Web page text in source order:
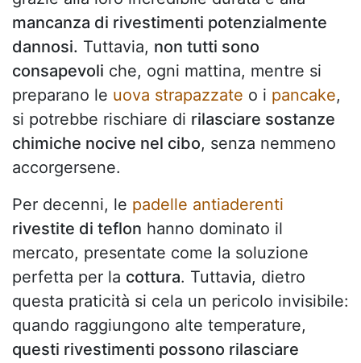
mancanza di rivestimenti potenzialmente
dannosi. Tuttavia, non tutti sono
consapevoli che, ogni mattina, mentre si
preparano le uova strapazzate o i pancake,
si potrebbe rischiare di rilasciare sostanze
chimiche nocive nel cibo, senza nemmeno
accorgersene.
Per decenni, le padelle antiaderenti
rivestite di teflon hanno dominato il
mercato, presentate come la soluzione
perfetta per la cottura. Tuttavia, dietro
questa praticità si cela un pericolo invisibile:
quando raggiungono alte temperature,
questi rivestimenti possono rilasciare